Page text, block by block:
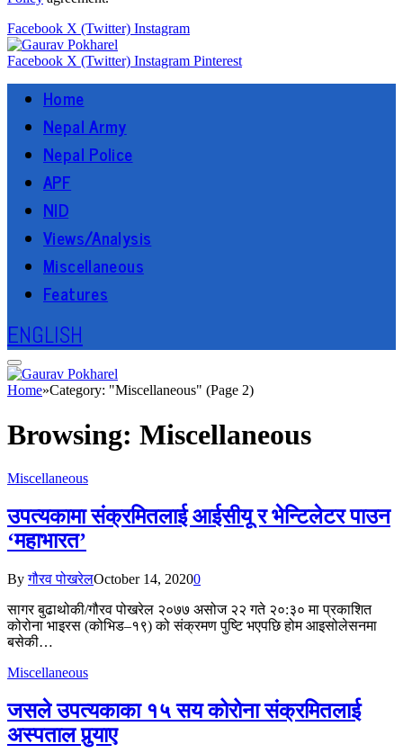
Facebook X (Twitter) Instagram
Facebook X (Twitter) Instagram Pinterest
Home
Nepal Army
Nepal Police
APF
NID
Views/Analysis
Miscellaneous
Features
ENGLISH
Home»Category: "Miscellaneous" (Page 2)
Browsing: Miscellaneous
Miscellaneous
उपत्यकामा संक्रमितलाई आईसीयू र भेन्टिलेटर पाउन
‘महाभारत’
By गौरव पोखरेलOctober 14, 20200
सागर बुढाथोकी/गौरव पोखरेल २०७७ असोज २२ गते २०:३० मा प्रकाशित
कोरोना भाइरस (कोभिड–१९) को संक्रमण पुष्टि भएपछि होम आइसोलेसनमा
बसेकी…
Miscellaneous
जसले उपत्यकाका १५ सय कोरोना संक्रमितलाई
अस्पताल पुर्‍याए